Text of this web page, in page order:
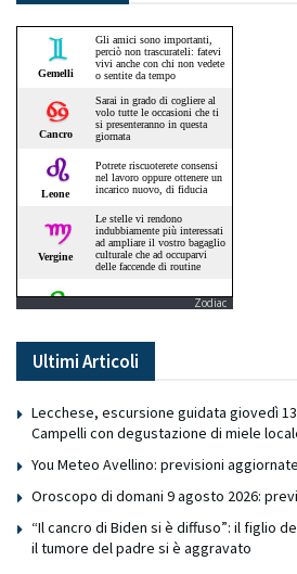
Zodiac
Ultimi Articoli
Lecchese, escursione guidata giovedì
Campelli con degustazione di miele
You Meteo Avellino: previsioni
Oroscopo di domani 9 agosto 2026:
“Il cancro di Biden si è diffuso”: il figlio
il tumore del padre si è aggravato